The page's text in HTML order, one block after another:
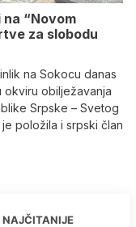
“Novom
za slobodu
na Sokocu danas
okviru obilježavanja
Srpske – Svetog
položila i srpski član
NAJČITANIJE